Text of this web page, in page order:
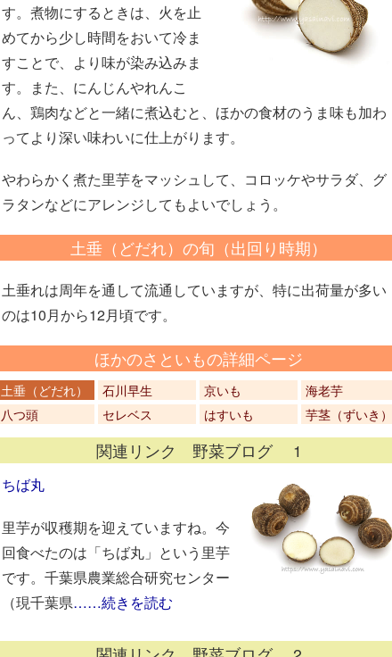
す。煮物にするときは、火を止
めてから少し時間をおいて冷ま
すことで、より味が染み込みま
す。また、にんじんやれんこ
ん、鶏肉などと一緒に煮込むと、ほかの食材のうま味も加わ
ってより深い味わいに仕上がります。
やわらかく煮た里芋をマッシュして、コロッケやサラダ、グ
ラタンなどにアレンジしてもよいでしょう。
土垂（どだれ）の旬（出回り時期）
土垂れは周年を通して流通していますが、特に出荷量が多い
のは10月から12月頃です。
ほかのさといもの詳細ページ
土垂（どだれ） 石川早生 京いも
海老芋
八つ頭
セレベス はすいも 芋茎（ずいき）
関連リンク 野菜ブログ 1
ちば丸
里芋が収穫期を迎えていますね。今
回食べたのは「ちば丸」という里芋
です。千葉県農業総合研究センター
（現千葉県……続きを読む